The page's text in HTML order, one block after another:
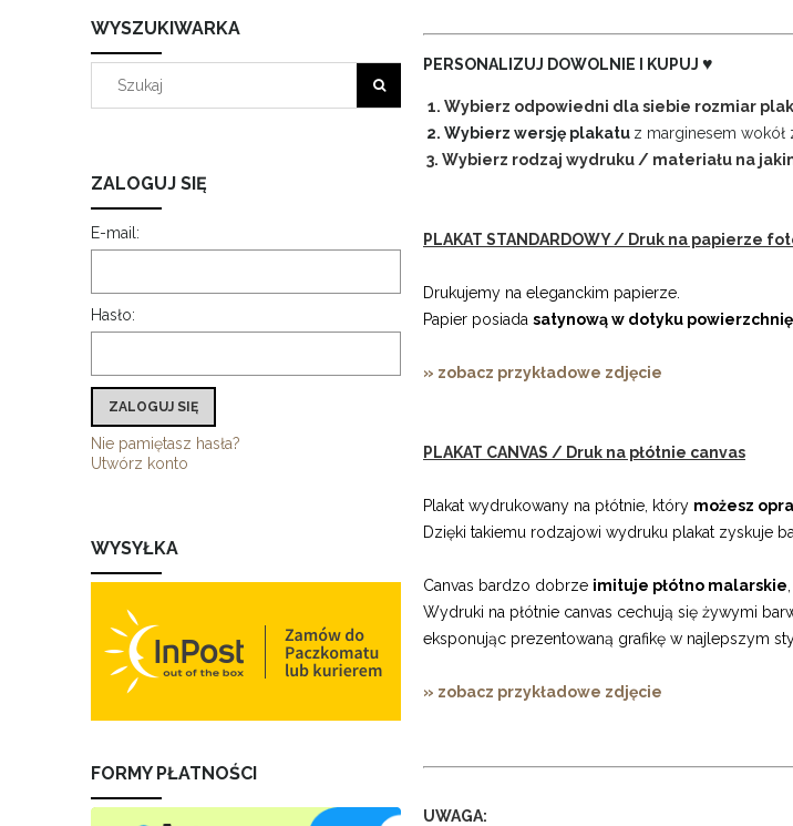
WYSZUKIWARKA
ZALOGUJ SIĘ
E-mail:
Hasło:
ZALOGUJ SIĘ
Nie pamiętasz hasła?
Utwórz konto
WYSYŁKA
FORMY PŁATNOŚCI
PERSONALIZUJ DOWOLNIE I KUPUJ ♥
1. Wybierz odpowiedni dla siebie rozmiar
2. Wybierz wersję plakatu z marginesem wokół
3. Wybierz rodzaj wydruku / materiału na
PLAKAT STANDARDOWY / Druk na papierze
Drukujemy na eleganckim papierze.
Papier posiada satynową w dotyku
» zobacz przykładowe zdjęcie
PLAKAT CANVAS / Druk na płótnie canvas
Plakat wydrukowany na płótnie, który możesz
Dzięki takiemu rodzajowi wydruku plakat zyskuje
Canvas bardzo dobrze imituje płótno malarskie
Wydruki na płótnie canvas cechują się żywymi
eksponując prezentowaną grafikę w najlepszym
» zobacz przykładowe zdjęcie
UWAGA: